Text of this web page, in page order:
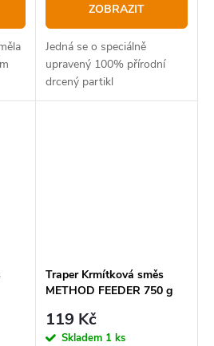
ZOBRAZIT
Jedná se o speciálně
upravený 100% přírodní
drcený partikl
Traper Krmítková směs
METHOD FEEDER 750 g
119 Kč
Skladem 1 ks